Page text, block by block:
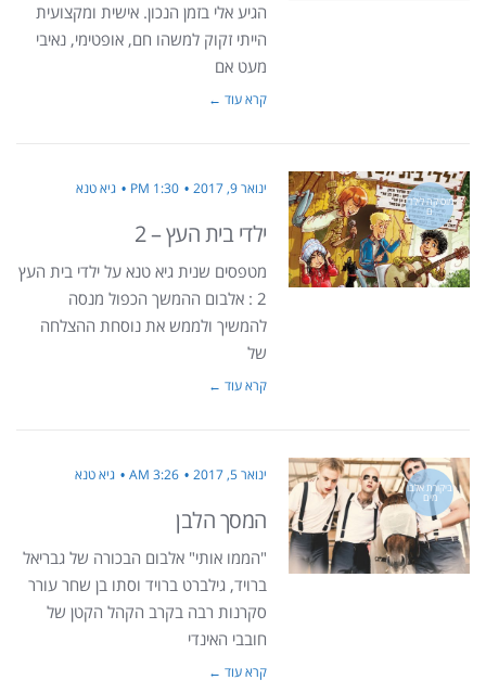
הגיע אלי בזמן הנכון. אישית ומקצועית
הייתי זקוק למשהו חם, אופטימי, נאיבי
מעט אם
קרא עוד ←
מוסיקה לילדי
ם
ינואר 9, 2017 1:30 PM גיא טנא
ילדי בית העץ – 2
מטפסים שנית גיא טנא על ילדי בית העץ
2 : אלבום ההמשך הכפול מנסה
להמשיך ולממש את נוסחת ההצלחה
של
קרא עוד ←
ביקורת אלבו
מים
ינואר 5, 2017 3:26 AM גיא טנא
המסך הלבן
"הממו אותי" אלבום הבכורה של גבריאל
ברויד, גילברט ברויד וסתו בן שחר עורר
סקרנות רבה בקרב הקהל הקטן של
חובבי האינדי
קרא עוד ←